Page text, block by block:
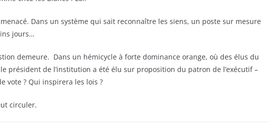
Dans un système qui sait reconnaître les siens, un poste sur mesure
jours…
demeure. Dans un hémicycle à forte dominance orange, où des élus du
président de l’institution a été élu sur proposition du patron de l’exécutif –
vote ? Qui inspirera les lois ?
circuler.